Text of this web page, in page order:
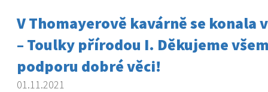
V Thomayerově kavárně se konala
– Toulky přírodou I. Děkujeme
podporu dobré věci!
01.11.2021